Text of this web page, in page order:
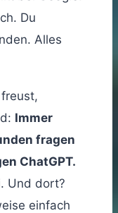
Du
Alles
Immer
fragen
ChatGPT.
Und dort?
einfach